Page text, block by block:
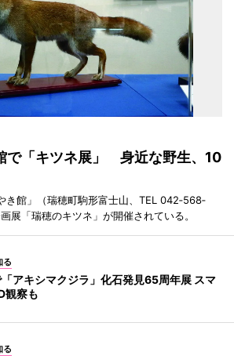
で「キツネ展」 身近な野生、10
き館」（瑞穂町駒形富士山、TEL 042‐568‐
展「瑞穂のキツネ」が開催されている。
る
アキシマクジラ」化石発見65周年展 スマ
観察も
る